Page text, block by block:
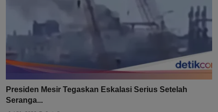
Presiden Mesir Tegaskan Eskalasi Serius Setelah
Seranga...